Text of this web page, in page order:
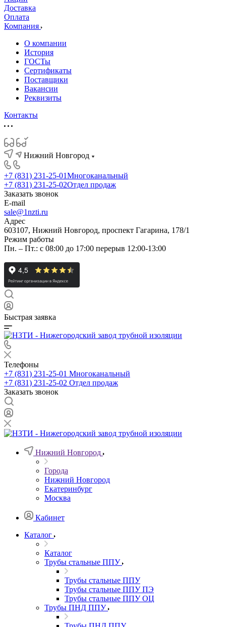
Доставка
Оплата
Компания
О компании
История
ГОСТы
Сертификаты
Поставщики
Вакансии
Реквизиты
Контакты
Нижний Новгород
+7 (831) 231-25-01Многоканальный
+7 (831) 231-25-02Отдел продаж
Заказать звонок
E-mail
sale@1nzti.ru
Адрес
603107, Нижний Новгород, проспект Гагарина, 178/1
Режим работы
Пн. – Пт.: с 08:00 до 17:00 перерыв 12:00-13:00
Быстрая заявка
Телефоны
+7 (831) 231-25-01 Многоканальный
+7 (831) 231-25-02 Отдел продаж
Заказать звонок
Нижний Новгород
Города
Нижний Новгород
Екатеринбург
Москва
Кабинет
Каталог
Каталог
Трубы стальные ППУ
Трубы стальные ППУ
Трубы стальные ППУ ПЭ
Трубы стальные ППУ ОЦ
Трубы ПНД ППУ